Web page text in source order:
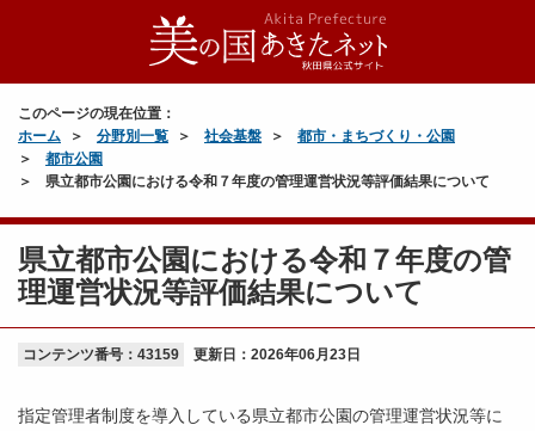
このページの現在位置：
ホーム
分野別一覧 社会基盤
都市・まちづくり・公園
都市公園
県立都市公園における令和７年度の管理運営状況等評価結果について
県立都市公園における令和７年度の管
理運営状況等評価結果について
コンテンツ番号：43159 更新日： 2026年06月23日
指定管理者制度を導入している県立都市公園の管理運営状況等に